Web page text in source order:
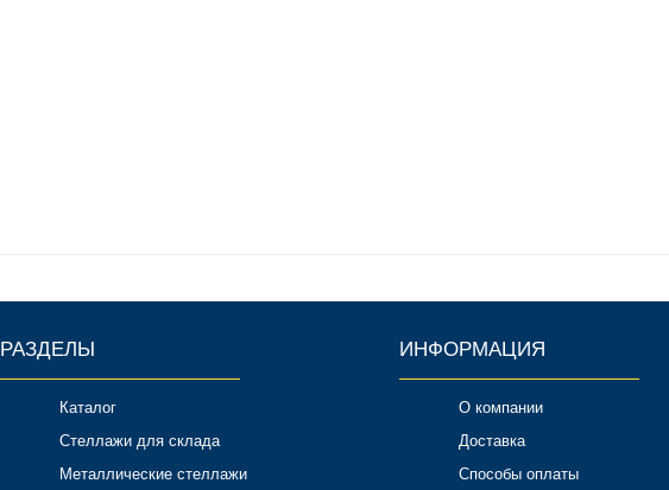
РАЗДЕЛЫ
Каталог
Стеллажи для склада
Металлические стеллажи
ИНФОРМАЦИЯ
О компании
Доставка
Способы оплаты